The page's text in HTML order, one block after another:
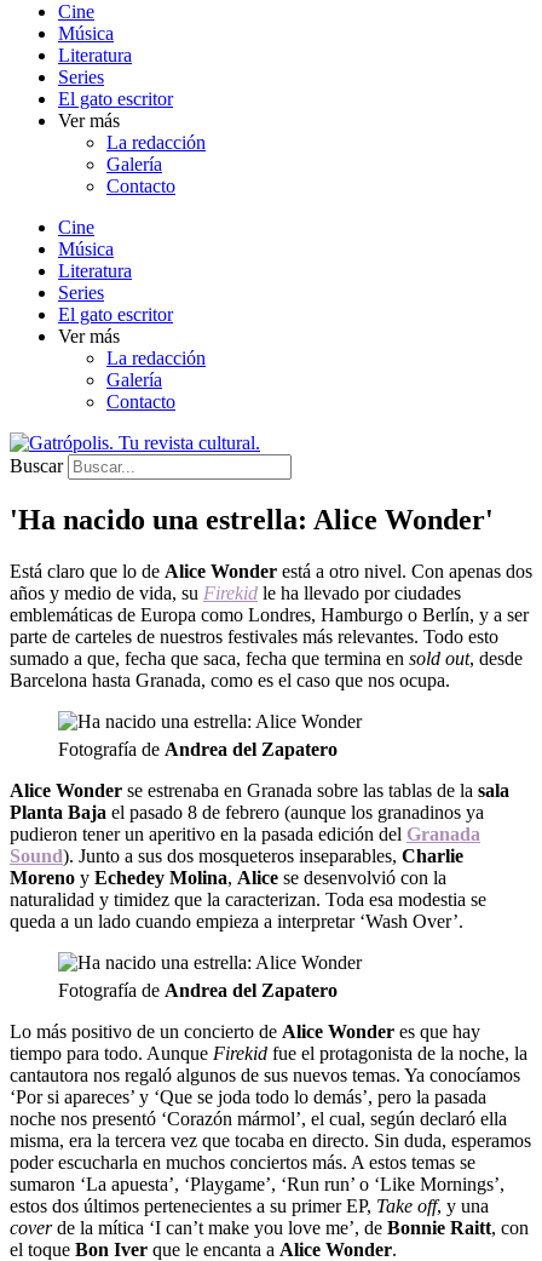
Cine
Música
Literatura
Series
El gato escritor
Ver más
La redacción
Galería
Contacto
Cine
Música
Literatura
Series
El gato escritor
Ver más
La redacción
Galería
Contacto
Buscar
'Ha nacido una estrella: Alice Wonder'
Está claro que lo de Alice Wonder está a otro nivel. Con apenas dos
años y medio de vida, su Firekid le ha llevado por ciudades
emblemáticas de Europa como Londres, Hamburgo o Berlín, y a ser
parte de carteles de nuestros festivales más relevantes. Todo esto
sumado a que, fecha que saca, fecha que termina en sold out, desde
Barcelona hasta Granada, como es el caso que nos ocupa.
Fotografía de Andrea del Zapatero
Alice Wonder se estrenaba en Granada sobre las tablas de la sala
Planta Baja el pasado 8 de febrero (aunque los granadinos ya
pudieron tener un aperitivo en la pasada edición del Granada
Sound). Junto a sus dos mosqueteros inseparables, Charlie
Moreno y Echedey Molina, Alice se desenvolvió con la
naturalidad y timidez que la caracterizan. Toda esa modestia se
queda a un lado cuando empieza a interpretar ‘Wash Over’.
Fotografía de Andrea del Zapatero
Lo más positivo de un concierto de Alice Wonder es que hay
tiempo para todo. Aunque Firekid fue el protagonista de la noche, la
cantautora nos regaló algunos de sus nuevos temas. Ya conocíamos
‘Por si apareces’ y ‘Que se joda todo lo demás’, pero la pasada
noche nos presentó ‘Corazón mármol’, el cual, según declaró ella
misma, era la tercera vez que tocaba en directo. Sin duda, esperamos
poder escucharla en muchos conciertos más. A estos temas se
sumaron ‘La apuesta’, ‘Playgame’, ‘Run run’ o ‘Like Mornings’,
estos dos últimos pertenecientes a su primer EP, Take off, y una
coverde la mítica ‘I can’t make you love me’, de Bonnie Raitt, con
el toque Bon Iver que le encanta a Alice Wonder.